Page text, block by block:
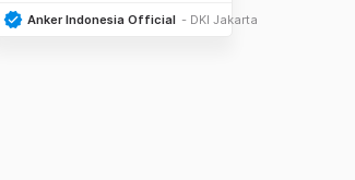
Anker Indonesia Official DKI Jakarta